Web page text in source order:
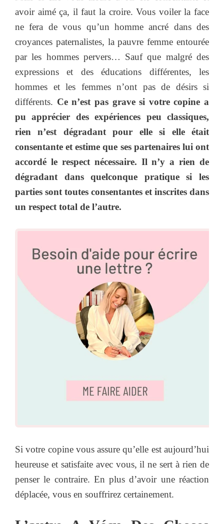
avoir aimé ça, il faut la croire. Vous voiler la face
ne fera de vous qu’un homme ancré dans des
croyances paternalistes, la pauvre femme entourée
par les hommes pervers… Sauf que malgré des
expressions et des éducations différentes, les
hommes et les femmes n’ont pas de désirs si
différents. Ce n’est pas grave si votre copine a
pu apprécier des expériences peu classiques,
rien n’est dégradant pour elle si elle était
consentante et estime que ses partenaires lui ont
accordé le respect nécessaire. Il n’y a rien de
dégradant dans quelconque pratique si les
parties sont toutes consentantes et inscrites dans
un respect total de l’autre.
Si votre copine vous assure qu’elle est aujourd’hui
heureuse et satisfaite avec vous, il ne sert à rien de
penser le contraire. En plus d’avoir une réaction
déplacée, vous en souffrirez certainement.